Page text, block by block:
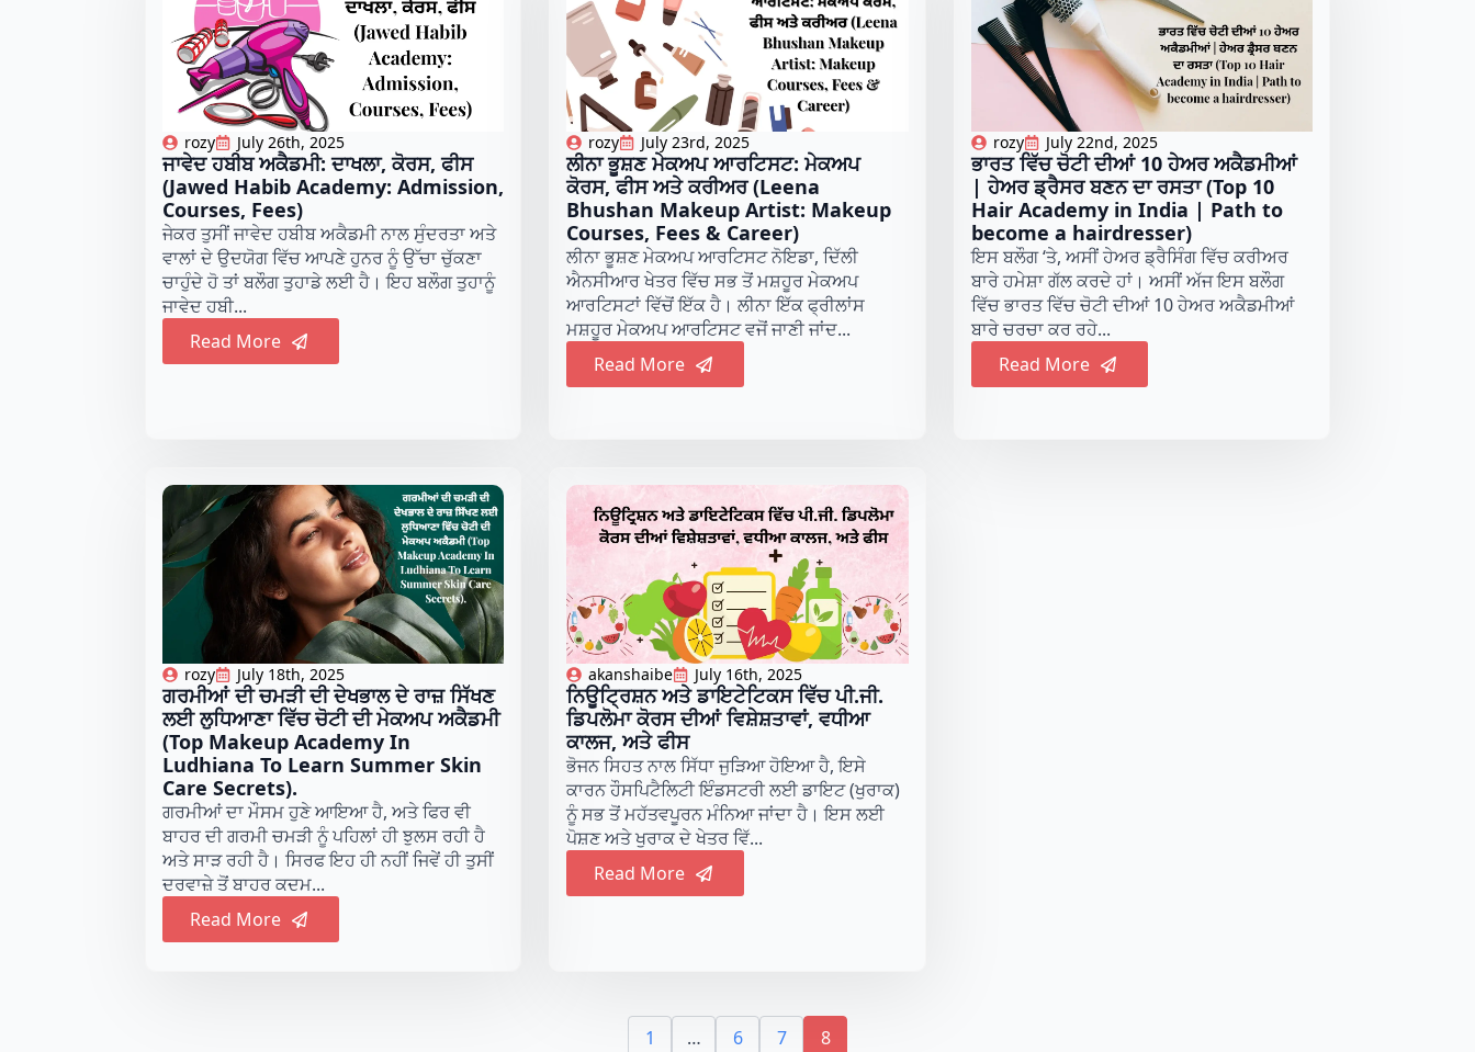
rozy July 26th, 2025
ਜਾਵੇਦ ਹਬੀਬ ਅਕੈਡਮੀ: ਦਾਖਲਾ, ਕੋਰਸ, ਫੀਸ
(Jawed Habib Academy: Admission,
Courses, Fees)
ਜੇਕਰ ਤੁਸੀਂ ਜਾਵੇਦ ਹਬੀਬ ਅਕੈਡਮੀ ਨਾਲ ਸੁੰਦਰਤਾ ਅਤੇ
ਵਾਲਾਂ ਦੇ ਉਦਯੋਗ ਵਿੱਚ ਆਪਣੇ ਹੁਨਰ ਨੂੰ ਉੱਚਾ ਚੁੱਕਣਾ
ਚਾਹੁੰਦੇ ਹੋ ਤਾਂ ਬਲੌਗ ਤੁਹਾਡੇ ਲਈ ਹੈ। ਇਹ ਬਲੌਗ ਤੁਹਾਨੂੰ
ਜਾਵੇਦ ਹਬੀ...
Read More
rozy July 23rd, 2025
ਲੀਨਾ ਭੂਸ਼ਣ ਮੇਕਅਪ ਆਰਟਿਸਟ: ਮੇਕਅਪ
ਕੋਰਸ, ਫੀਸ ਅਤੇ ਕਰੀਅਰ (Leena
Bhushan Makeup Artist: Makeup
Courses, Fees & Career)
ਲੀਨਾ ਭੂਸ਼ਣ ਮੇਕਅਪ ਆਰਟਿਸਟ ਨੋਇਡਾ, ਦਿੱਲੀ
ਐਨਸੀਆਰ ਖੇਤਰ ਵਿੱਚ ਸਭ ਤੋਂ ਮਸ਼ਹੂਰ ਮੇਕਅਪ
ਆਰਟਿਸਟਾਂ ਵਿੱਚੋਂ ਇੱਕ ਹੈ। ਲੀਨਾ ਇੱਕ ਫ੍ਰੀਲਾਂਸ
ਮਸ਼ਹੂਰ ਮੇਕਅਪ ਆਰਟਿਸਟ ਵਜੋਂ ਜਾਣੀ ਜਾਂਦ...
Read More
rozy July 22nd, 2025
ਭਾਰਤ ਵਿੱਚ ਚੋਟੀ ਦੀਆਂ 10 ਹੇਅਰ ਅਕੈਡਮੀਆਂ
| ਹੇਅਰ ਡ੍ਰੈਸਰ ਬਣਨ ਦਾ ਰਸਤਾ (Top 10
Hair Academy in India | Path to
become a hairdresser)
ਇਸ ਬਲੌਗ ‘ਤੇ, ਅਸੀਂ ਹੇਅਰ ਡ੍ਰੈਸਿੰਗ ਵਿੱਚ ਕਰੀਅਰ
ਬਾਰੇ ਹਮੇਸ਼ਾ ਗੱਲ ਕਰਦੇ ਹਾਂ। ਅਸੀਂ ਅੱਜ ਇਸ ਬਲੌਗ
ਵਿੱਚ ਭਾਰਤ ਵਿੱਚ ਚੋਟੀ ਦੀਆਂ 10 ਹੇਅਰ ਅਕੈਡਮੀਆਂ
ਬਾਰੇ ਚਰਚਾ ਕਰ ਰਹੇ...
Read More
rozy July 18th, 2025
ਗਰਮੀਆਂ ਦੀ ਚਮੜੀ ਦੀ ਦੇਖਭਾਲ ਦੇ ਰਾਜ਼ ਸਿੱਖਣ
ਲਈ ਲੁਧਿਆਣਾ ਵਿੱਚ ਚੋਟੀ ਦੀ ਮੇਕਅਪ ਅਕੈਡਮੀ
(Top Makeup Academy In
Ludhiana To Learn Summer Skin
Care Secrets).
ਗਰਮੀਆਂ ਦਾ ਮੌਸਮ ਹੁਣੇ ਆਇਆ ਹੈ, ਅਤੇ ਫਿਰ ਵੀ
ਬਾਹਰ ਦੀ ਗਰਮੀ ਚਮੜੀ ਨੂੰ ਪਹਿਲਾਂ ਹੀ ਝੁਲਸ ਰਹੀ ਹੈ
ਅਤੇ ਸਾੜ ਰਹੀ ਹੈ। ਸਿਰਫ ਇਹ ਹੀ ਨਹੀਂ ਜਿਵੇਂ ਹੀ ਤੁਸੀਂ
ਦਰਵਾਜ਼ੇ ਤੋਂ ਬਾਹਰ ਕਦਮ...
Read More
akanshaibe July 16th, 2025
ਨਿਊਟ੍ਰਿਸ਼ਨ ਅਤੇ ਡਾਇਟੇਟਿਕਸ ਵਿੱਚ ਪੀ.ਜੀ.
ਡਿਪਲੋਮਾ ਕੋਰਸ ਦੀਆਂ ਵਿਸ਼ੇਸ਼ਤਾਵਾਂ, ਵਧੀਆ
ਕਾਲਜ, ਅਤੇ ਫੀਸ
ਭੋਜਨ ਸਿਹਤ ਨਾਲ ਸਿੱਧਾ ਜੁੜਿਆ ਹੋਇਆ ਹੈ, ਇਸੇ
ਕਾਰਨ ਹੌਸਪਿਟੈਲਿਟੀ ਇੰਡਸਟਰੀ ਲਈ ਡਾਇਟ (ਖੁਰਾਕ)
ਨੂੰ ਸਭ ਤੋਂ ਮਹੱਤਵਪੂਰਨ ਮੰਨਿਆ ਜਾਂਦਾ ਹੈ। ਇਸ ਲਈ
ਪੋਸ਼ਣ ਅਤੇ ਖੁਰਾਕ ਦੇ ਖੇਤਰ ਵਿੱ...
Read More
1 … 6 7 8